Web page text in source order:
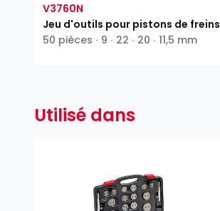
V3760N
Jeu d'outils pour pistons de freins
50 pièces ∙ 9 ∙ 22 ∙ 20 ∙ 11,5 mm
Utilisé dans